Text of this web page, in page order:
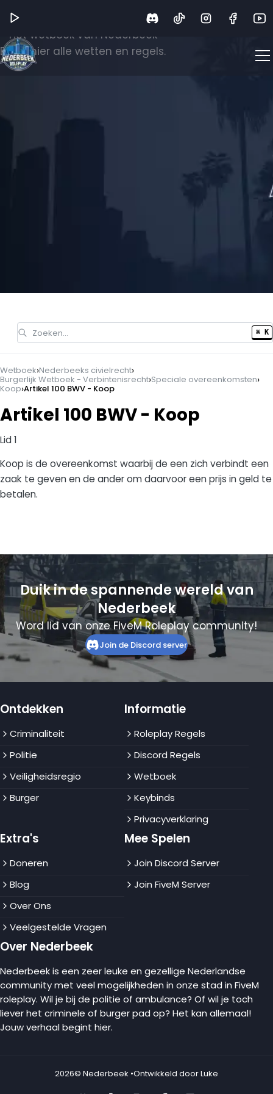
Het wetboek van Nederbeek
Bekijk hier alle wetten en regels.
Zoeken… ⌘ K
Wetboek›Nederbeeks civielrecht›
Burgerlijk Wetboek - Verbintenisrecht›Speciale overeenkomsten›
Koop›Artikel 100 BWV - Koop
Artikel 100 BWV - Koop
Lid 1
Koop is de overeenkomst waarbij de een zich verbindt een
zaak te geven en de ander om daarvoor een prijs in geld te
betalen.
Duik in de spannende wereld van
Nederbeek
Word lid van onze FiveM Roleplay community!
Join de Discord server
Ontdekken
Criminaliteit
Politie
Veiligheidsregio
Burger
Informatie
Roleplay Regels
Discord Regels
Wetboek
Keybinds
Privacyverklaring
Extra's
Doneren
Blog
Over Ons
Veelgestelde Vragen
Mee Spelen
Join Discord Server
Join FiveM Server
Over Nederbeek
Nederbeek is een zeer leuke en gezellige Nederlandse
community met veel mogelijkheden in onze stad in FiveM
roleplay. Wil je bij de politie of ambulance? Of wil je toch
liever het criminele of burger pad op? Het kan allemaal!
Jouw verhaal begint hier.
2026© Nederbeek •Ontwikkeld door Luke